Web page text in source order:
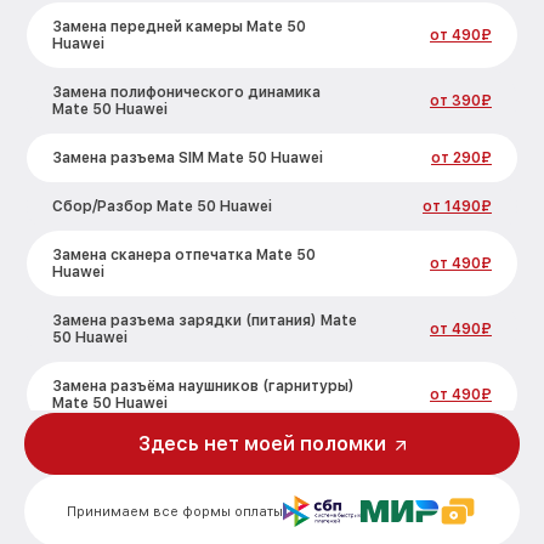
Замена передней камеры Mate 50
Huawei
от 490₽
Замена полифонического динамика
Mate 50 Huawei
от 390₽
Замена разъема SIM Mate 50 Huawei от 290₽
Сбор/Разбор Mate 50 Huawei от 1490₽
Замена сканера отпечатка Mate 50
Huawei
от 490₽
Замена разъема зарядки (питания) Mate
50 Huawei
от 490₽
Замена разъёма наушников (гарнитуры)
Mate 50 Huawei
от 490₽
Замена элемента Mate 50 Huawei
Замена NFC антенны Mate 50 Huawei от 1190₽
Принимаем все формы оплаты
Здесь нет моей поломки